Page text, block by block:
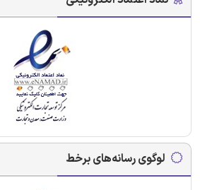
لوگوی رسانه‌های برخط